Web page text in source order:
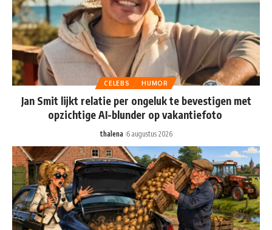
CELEBS HUMOR
Jan Smit lijkt relatie per ongeluk te bevestigen met
opzichtige AI-blunder op vakantiefoto
thalena 6 augustus 2026